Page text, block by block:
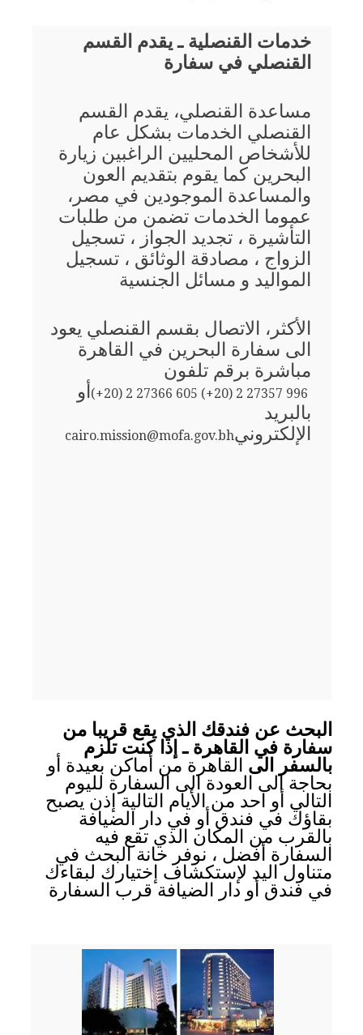
خدمات القنصلية ـ يقدم القسم
القنصلي في سفارة
مساعدة القنصلي، يقدم القسم
القنصلي الخدمات بشكل عام
للأشخاص المحليين الراغبين زيارة
البحرين كما يقوم بتقديم العون
والمساعدة الموجودين في مصر،
عموما الخدمات تضمن من طلبات
التأشيرة ، تجديد الجواز ، تسجيل
الزواج ، مصادقة الوثائق ، تسجيل
المواليد و مسائل الجنسية
الأكثر، الاتصال بقسم القنصلي يعود
الى سفارة البحرين في القاهرة
مباشرة برقم تلفون
(+20) 2 27366 605 (+20) 2 27357 996أو
بالبريد
الإلكترونيcairo.mission@mofa.gov.bh
البحث عن فندقك الذي يقع قريبا من
سفارة في القاهرة ـ إذا كنت تلزم
بالسفر الى القاهرة من أماكن بعيدة أو
بحاجة الى العودة الى السفارة لليوم
التالي أو احد من الأيام التالية إذن يصبح
بقاؤك في فندق أو في دار الضيافة
بالقرب من المكان الذي تقع فيه
السفارة أفضل ، نوفر خانة البحث في
متناول اليد لإستكشاف إختيارك لبقاءك
في فندق أو دار الضيافة قرب السفارة